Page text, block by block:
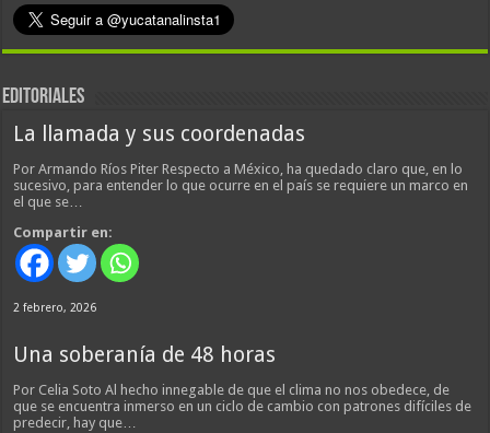
EDITORIALES
La llamada y sus coordenadas
Por Armando Ríos Piter Respecto a México, ha quedado claro que, en lo
sucesivo, para entender lo que ocurre en el país se requiere un marco en
el que se…
Compartir en:
2 febrero, 2026
Una soberanía de 48 horas
Por Celia Soto Al hecho innegable de que el clima no nos obedece, de
que se encuentra inmerso en un ciclo de cambio con patrones difíciles de
predecir, hay que…